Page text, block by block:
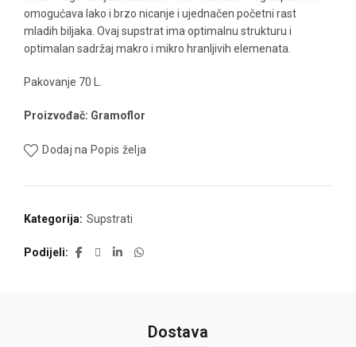
omogućava lako i brzo nicanje i ujednačen početni rast
mladih biljaka. Ovaj supstrat ima optimalnu strukturu i
optimalan sadržaj makro i mikro hranljivih elemenata.
Pakovanje 70 L.
Proizvođač: Gramoflor
Dodaj na Popis želja
Kategorija: Supstrati
Podijeli
Dostava